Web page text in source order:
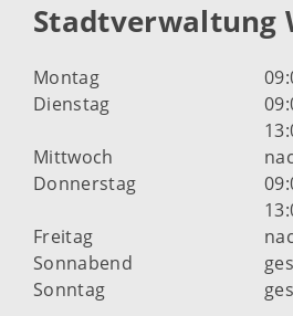
Stadtverwaltung
Montag
Dienstag
Mittwoch
Donnerstag
Freitag
Sonnabend
Sonntag